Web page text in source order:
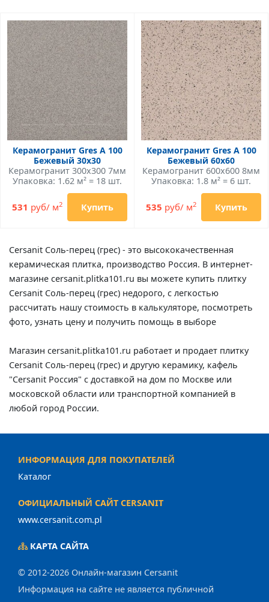
Керамогранит Gres A 100
Бежевый 30х30
Керамогранит 300x300 7мм
Упаковка: 1.62 м² = 18 шт.
531 руб/ м2 Купить
Керамогранит Gres A 100
Бежевый 60х60
Керамогранит 600x600 8мм
Упаковка: 1.8 м² = 6 шт.
535 руб/ м2 Купить
Cersanit Соль-перец (грес) - это высококачественная
керамическая плитка, производство Россия. В интернет-
магазине cersanit.plitka101.ru вы можете купить плитку
Cersanit Соль-перец (грес) недорого, с легкостью
рассчитать нашу стоимость в калькуляторе, посмотреть
фото, узнать цену и получить помощь в выборе
Магазин cersanit.plitka101.ru работает и продает плитку
Cersanit Соль-перец (грес) и другую керамику, кафель
"Cersanit Россия" с доставкой на дом по Москве или
московской области или транспортной компанией в
любой город России.
ИНФОРМАЦИЯ ДЛЯ ПОКУПАТЕЛЕЙ
Каталог
ОФИЦИАЛЬНЫЙ САЙТ CERSANIT
www.cersanit.com.pl
КАРТА САЙТА
© 2012-2026 Онлайн-магазин Cersanit
Информация на сайте не является публичной